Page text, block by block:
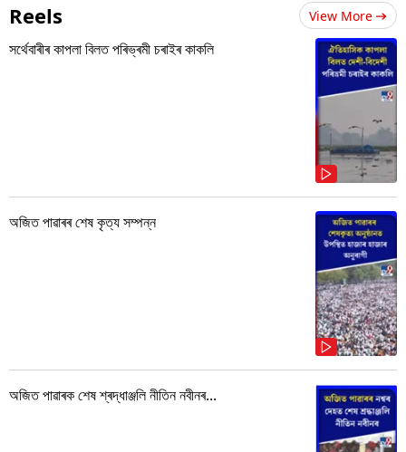
Reels View More
সৰ্থেবাৰীৰ কাপলা বিলত পৰিভ্ৰমী চৰাইৰ কাকলি
অজিত পাৱাৰৰ শেষ কৃত্য সম্পন্ন
অজিত পাৱাৰক শেষ শ্ৰদ্ধাঞ্জলি নীতিন নবীনৰ...